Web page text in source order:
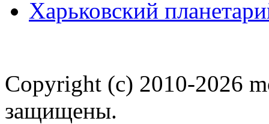
Харьковский
Copyright (c) 2010-2026
защищены.